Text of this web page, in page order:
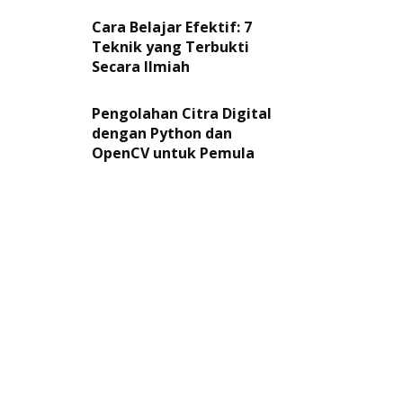
Cara Belajar Efektif: 7
Teknik yang Terbukti
Secara Ilmiah
Pengolahan Citra Digital
dengan Python dan
OpenCV untuk Pemula